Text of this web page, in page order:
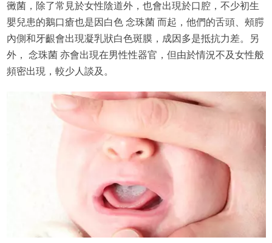
黴菌，除了常見於女性陰道外，也會出現於口腔，不少初生
嬰兒患的鵝口瘡也是因白色 念珠菌 而起，他們的舌頭、頰腭
內側和牙齦會出現凝乳狀白色斑膜，成因多是抵抗力差。另
外， 念珠菌 亦會出現在男性性器官，但由於情況不及女性般
頻密出現，較少人談及。